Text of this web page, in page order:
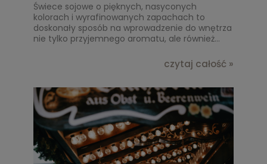
Świece sojowe o pięknych, nasyconych
kolorach i wyrafinowanych zapachach to
doskonały sposób na wprowadzenie do wnętrza
nie tylko przyjemnego aromatu, ale również
czytaj całość »